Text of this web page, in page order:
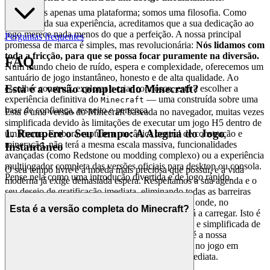
Não somos apenas uma plataforma; somos uma filosofia. Como
guardiões da sua experiência, acreditamos que a sua dedicação ao
jogo merece nada menos do que a perfeição. A nossa principal
promessa de marca é simples, mas revolucionária: Nós lidamos com
toda a fricção, para que se possa focar puramente na diversão.
Num mundo cheio de ruído, espera e complexidade, oferecemos um
santuário de jogo instantâneo, honesto e de alta qualidade. Ao
escolher construir, explorar e criar connosco, está a escolher a
experiência definitiva do Minecraft — uma construída sobre uma
base de confiança, respeito e pertença.
1. Recupere o Seu Tempo: A Alegria do Jogo
Instantâneo
O seu tempo livre é a moeda mais preciosa que possui, e a vida
moderna já exige demasiada espera. Respeitamos a sua agenda e o
seu desejo de gratificação imediata, eliminando todas as barreiras
entre si e a sua aventura. Concebemos um mundo onde, no
momento em que a inspiração surge, o jogo já está a carregar. Isto é
alcançado através da nossa tecnologia proprietária e simplificada de
iframe, que não requer compromisso inicial. Esta é a nossa
, estará no jogo em
segundos. Sem fricção, apenas diversão pura e imediata.
Perguntas frequentes
FAQ
Esta é a versão completa do Minecraft?
Esta é uma versão do Minecraft baseada no navegador, muitas vezes
simplificada devido às limitações de executar um jogo H5 dentro de
um iframe. Embora capture a mecânica central de construção e
mineração, não terá a mesma escala massiva, funcionalidades
avançadas (como Redstone ou modding complexo) ou a experiência
multijogador completa das versões oficiais para desktop ou consola.
Pense nela como uma introdução divertida e de jogo rápido.
Esta é a versão completa do Minecraft?